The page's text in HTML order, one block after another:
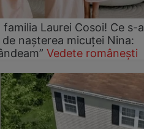
Laurei Cosoi! Ce s-a
nașterea micuței Nina:
Vedete românești